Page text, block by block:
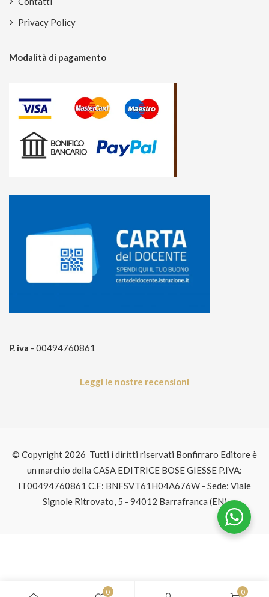
0 0
Privacy Policy
Modalità di pagamento
P. iva - 00494760861
Leggi le nostre recensioni
© Copyright 2026 Tutti i diritti riservati Bonfirraro Editore è
un marchio della CASA EDITRICE BOSE GIESSE P.IVA:
IT00494760861 C.F: BNFSVT61H04A676W - Sede: Viale
Signole Ritrovato, 5 - 94012 Barrafranca (EN)